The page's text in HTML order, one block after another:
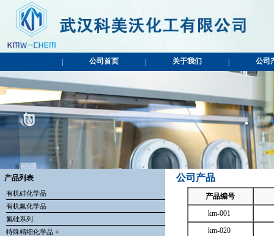
公司首页 关于我们 公司
产品列表
有机硅化学品
有机氟化学品
氟硅系列
特殊精细化学品 +
公司产品
产品编号
km-001
km-020